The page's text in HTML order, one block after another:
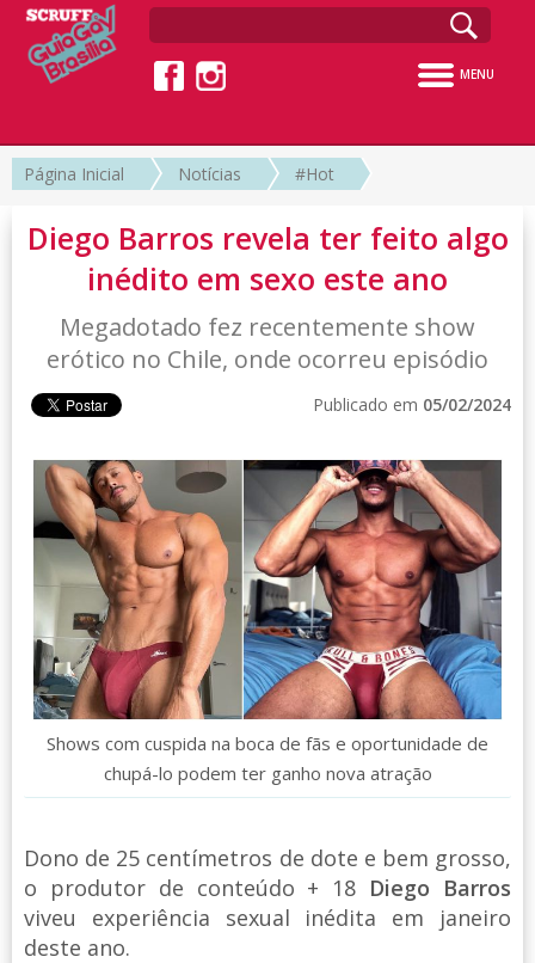
MENU
Página Inicial Notícias #Hot
Diego Barros revela ter feito algo
inédito em sexo este ano
Megadotado fez recentemente show
erótico no Chile, onde ocorreu episódio
Publicado em 05/02/2024
Shows com cuspida na boca de fãs e oportunidade de
chupá-lo podem ter ganho nova atração
Dono de 25 centímetros de dote e bem grosso,
o produtor de conteúdo + 18 Diego Barros
viveu experiência sexual inédita em janeiro
deste ano.